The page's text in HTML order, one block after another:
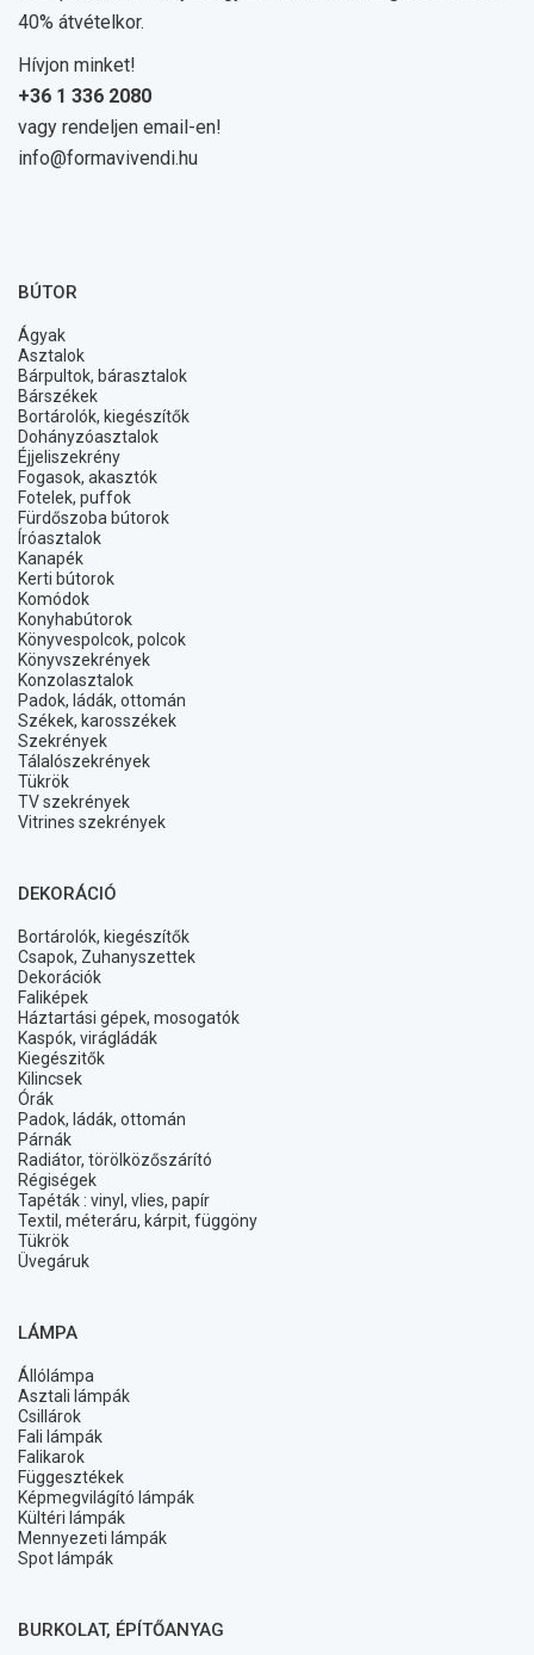
40% átvételkor.
Hívjon minket!
+36 1 336 2080
vagy rendeljen email-en!
info@formavivendi.hu
BÚTOR
Ágyak
Asztalok
Bárpultok, bárasztalok
Bárszékek
Bortárolók, kiegészítők
Dohányzóasztalok
Éjjeliszekrény
Fogasok, akasztók
Fotelek, puffok
Fürdőszoba bútorok
Íróasztalok
Kanapék
Kerti bútorok
Komódok
Konyhabútorok
Könyvespolcok, polcok
Könyvszekrények
Konzolasztalok
Padok, ládák, ottomán
Székek, karosszékek
Szekrények
Tálalószekrények
Tükrök
TV szekrények
Vitrines szekrények
DEKORÁCIÓ
Bortárolók, kiegészítők
Csapok, Zuhanyszettek
Dekorációk
Faliképek
Háztartási gépek, mosogatók
Kaspók, virágládák
Kiegészitők
Kilincsek
Órák
Padok, ládák, ottomán
Párnák
Radiátor, törölközőszárító
Régiségek
Tapéták : vinyl, vlies, papír
Textil, méteráru, kárpit, függöny
Tükrök
Üvegáruk
LÁMPA
Állólámpa
Asztali lámpák
Csillárok
Fali lámpák
Falikarok
Függesztékek
Képmegvilágító lámpák
Kültéri lámpák
Mennyezeti lámpák
Spot lámpák
BURKOLAT, ÉPÍTŐANYAG